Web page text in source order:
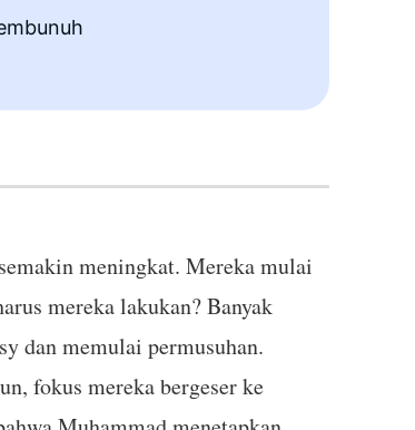
meningkat. Mereka mulai
mereka lakukan? Banyak
dan memulai permusuhan.
fokus mereka bergeser ke